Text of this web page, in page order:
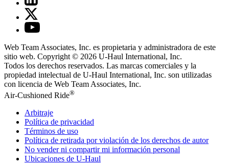
Web Team Associates, Inc. es propietaria y administradora de este
sitio web. Copyright © 2026 U-Haul International, Inc.
Todos los derechos reservados. Las marcas comerciales y la
propiedad intelectual de U-Haul International, Inc. son utilizadas
con licencia de Web Team Associates, Inc.
Air-Cushioned Ride®
Arbitraje
Política de privacidad
Términos de uso
Política de retirada por violación de los derechos de autor
No vender ni compartir mi información personal
Ubicaciones de U-Haul